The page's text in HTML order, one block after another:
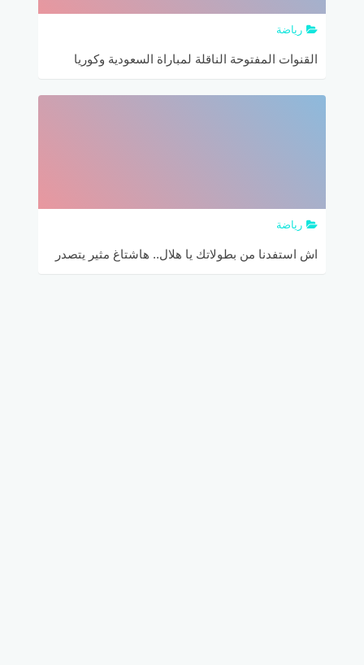
رياضة
القنوات المفتوحة الناقلة لمباراة السعودية وكوريا
رياضة
اش استفدنا من بطولاتك يا هلال.. هاشتاغ مثير يتصدر